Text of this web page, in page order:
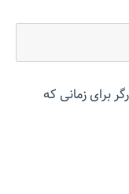
برای زمانی که